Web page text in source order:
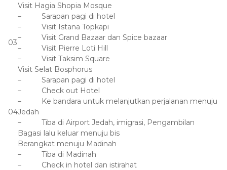
Visit Hagia Shopia Mosque
03
– Sarapan pagi di hotel
– Visit Istana Topkapi
– Visit Grand Bazaar dan Spice bazaar
– Visit Pierre Loti Hill
– Visit Taksim Square
Visit Selat Bosphorus
04
– Sarapan pagi di hotel
– Check out Hotel
– Ke bandara untuk melanjutkan perjalanan menuju
Jedah
– Tiba di Airport Jedah, imigrasi, Pengambilan
Bagasi lalu keluar menuju bis
Berangkat menuju Madinah
– Tiba di Madinah
– Check in hotel dan istirahat